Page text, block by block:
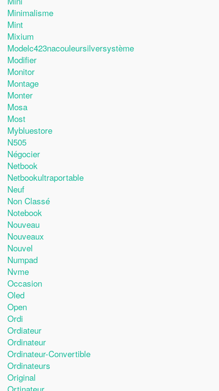
Minimalisme
Mint
Mixium
Modelc423nacouleursilversystème
Modifier
Monitor
Montage
Monter
Mosa
Most
Mybluestore
N505
Négocier
Netbook
Netbookultraportable
Neuf
Non Classé
Notebook
Nouveau
Nouveaux
Nouvel
Numpad
Nvme
Occasion
Oled
Open
Ordi
Ordiateur
Ordinateur
Ordinateur-Convertible
Ordinateurs
Original